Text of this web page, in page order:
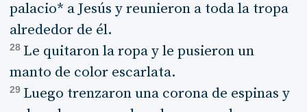
palacio* a Jesús y reunieron a toda la tropa
alrededor de él.
28 Le quitaron la ropa y le pusieron un
manto de color escarlata.
29 Luego trenzaron una corona de espinas y